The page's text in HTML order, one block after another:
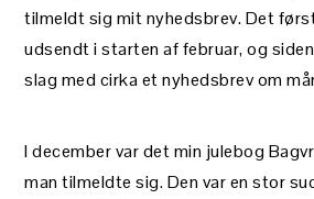
tilmeldt sig mit nyhedsbrev. Det
udsendt i starten af februar, og
slag med cirka et nyhedsbrev om
I december var det min julebog
man tilmeldte sig. Den var en stor